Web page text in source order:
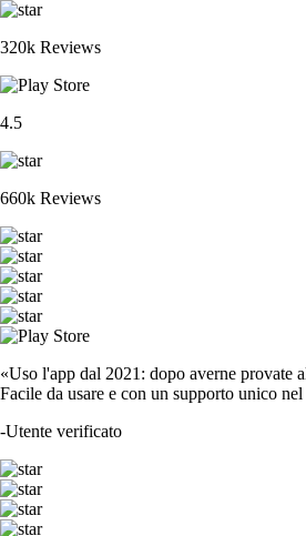
320k Reviews
4.5
660k Reviews
«Uso l'app dal 2021: dopo averne provate
Facile da usare e con un supporto unico nel
-Utente verificato